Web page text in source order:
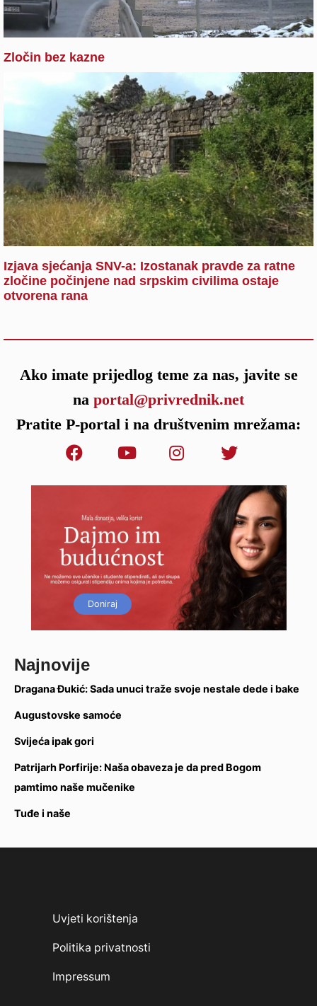
Zločin bez kazne
Izjava sjećanja SNV-a: Izostanak pravde za ratne
zločine počinjene nad srpskim civilima ostaje
otvorena rana
Ako imate prijedlog teme za nas, javite se
na portal@privrednik.net
Pratite P-portal i na društvenim mrežama:
Doniraj
Najnovije
Dragana Đukić: Sada unuci traže svoje nestale dede i bake
Augustovske samoće
Svijeća ipak gori
Patrijarh Porfirije: Naša obaveza je da pred Bogom
pamtimo naše mučenike
Tuđe i naše
Uvjeti korištenja
Politika privatnosti
Impressum